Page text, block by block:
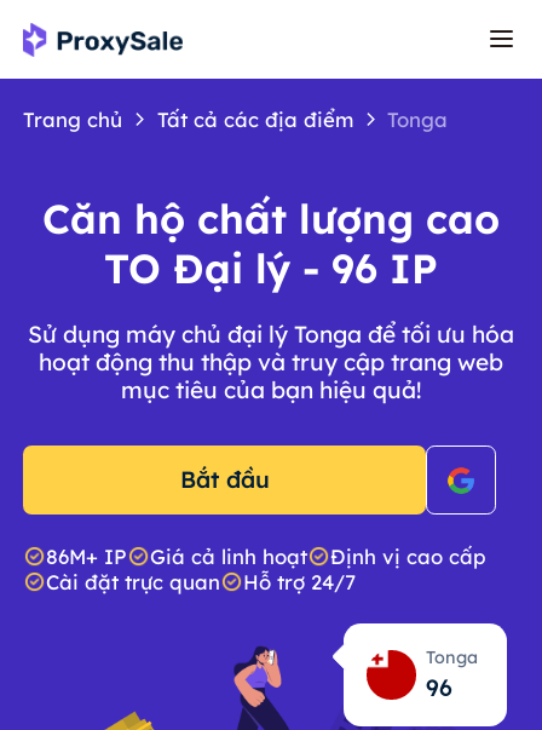
Trang chủ Tất cả các địa điểm Tonga
Căn hộ chất lượng cao
TO Đại lý - 96 IP
Sử dụng máy chủ đại lý Tonga để tối ưu hóa
hoạt động thu thập và truy cập trang web
mục tiêu của bạn hiệu quả!
Bắt đầu
86M+ IP Giá cả linh hoạt
Định vị cao cấp
Cài đặt trực quan
Hỗ trợ 24/7
Tonga
96